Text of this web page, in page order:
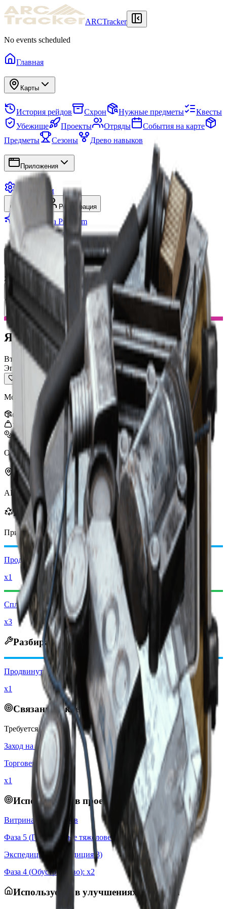
ARCTracker
No events scheduled
Главная
Карты
История рейдов Схрон Нужные предметы
Квесты
Убежище
Проекты Отряды
События на карте
Предметы
Сезоны Древо навыков
Приложения
Настройки
Регистрация
Перейти на Premium
Поиск группы
Ресурсы
Язык
Toggle Menu Предмет Ячейка Бомбардира
Ячейка Бомбардира
Вторсырье
Эпический
Можно переработать в материалы для крафта.
Стак
3
1
3,000
Обновлено
:Feb 24, 2026
Можно найти в
ARC
Перерабатывается в
При переработке вы получите -650 меньше монет рейдеров
Продвинутые механические компоненты
x1
Сплав ARC
x3
Разбирается на
Продвинутые механические компоненты
x1
Связанные квесты
Требуется для:
Заход на цель
Торговец
:Shani
x1
Используется в проектах
Витрина для трофеев
Фаза 5 (Грандиозные тяжеловесы ): x
8
Экспедиция (Экспедиция 3)
Фаза 4 (Обустройство): x2
Используется в улучшениях убежища